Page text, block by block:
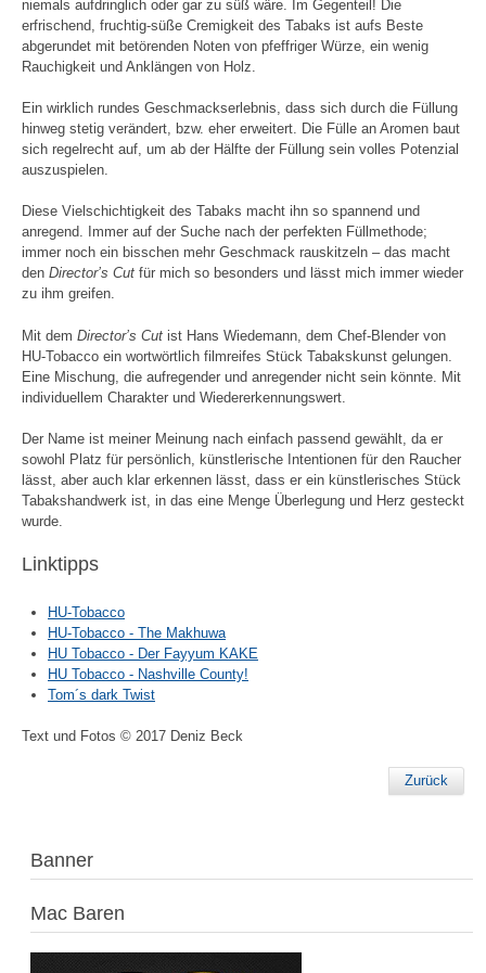
niemals aufdringlich oder gar zu süß wäre. Im Gegenteil! Die
erfrischend, fruchtig-süße Cremigkeit des Tabaks ist aufs Beste
abgerundet mit betörenden Noten von pfeffriger Würze, ein wenig
Rauchigkeit und Anklängen von Holz.
Ein wirklich rundes Geschmackserlebnis, dass sich durch die Füllung
hinweg stetig verändert, bzw. eher erweitert. Die Fülle an Aromen baut
sich regelrecht auf, um ab der Hälfte der Füllung sein volles Potenzial
auszuspielen.
Diese Vielschichtigkeit des Tabaks macht ihn so spannend und
anregend. Immer auf der Suche nach der perfekten Füllmethode;
immer noch ein bisschen mehr Geschmack rauskitzeln – das macht
den Director’s Cut für mich so besonders und lässt mich immer wieder
zu ihm greifen.
Mit dem Director’s Cut ist Hans Wiedemann, dem Chef-Blender von
HU-Tobacco ein wortwörtlich filmreifes Stück Tabakskunst gelungen.
Eine Mischung, die aufregender und anregender nicht sein könnte. Mit
individuellem Charakter und Wiedererkennungswert.
Der Name ist meiner Meinung nach einfach passend gewählt, da er
sowohl Platz für persönlich, künstlerische Intentionen für den Raucher
lässt, aber auch klar erkennen lässt, dass er ein künstlerisches Stück
Tabakshandwerk ist, in das eine Menge Überlegung und Herz gesteckt
wurde.
Linktipps
HU-Tobacco
HU-Tobacco - The Makhuwa
HU Tobacco - Der Fayyum KAKE
HU Tobacco - Nashville County!
Tom´s dark Twist
Text und Fotos © 2017 Deniz Beck
Zurück
Banner
Mac Baren